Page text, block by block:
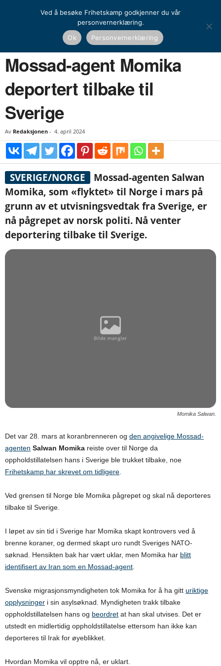
Norden Mossad-agent Momika deportert tilbake til Sverige
UTENRIKS
Mossad-agent Momika
deportert tilbake til
Sverige
Av Redaksjonen - 4. april 2024
SVERIGE/NORGE
Mossad-agenten Salwan
Momika, som «flyktet» til Norge i mars på
grunn av et utvisningsvedtak fra Sverige, er
nå pågrepet av norsk politi. Nå venter
deportering tilbake til Sverige.
Momika Salwan.
Det var 28. mars at koranbrenneren og den angivelige Mossad-
agenten Salwan Momika reiste over til Norge da
oppholdstillatelsen hans i Sverige ble trukket tilbake, noe
Frihetskamp har skrevet om tidligere
Ved grensen til Norge ble Momika pågrepet og skal nå deporteres
tilbake til Sverige.
I løpet av sin tid i Sverige har Momika skapt kontrovers ved å
brenne koraner, og dermed skapt uro rundt Sveriges NATO-
søknad. Hensikten bak har vært uklar, men Momika har blitt
identifisert av Iran som en Mossad-agent
Svenske migrasjonsmyndigheten tok Momika for å ha gitt uriktige
opplysninger i sin asylsøknad. Myndigheten trakk tilbake
oppholdstillatelsen hans og beordret at han skal utvises. Det er
utstedt en midlertidig oppholdstillatelse ettersom han ikke kan
deporteres til Irak for øyeblikket.
Hvordan Momika vil opptre nå, er uklart.
Ved å besøke Frihetskamp godkjenner du vår
personvernerklæring.
Ok
Personvernerklæring